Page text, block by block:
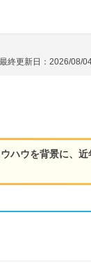
最終更新日：2026/08/
ハウを背景に、